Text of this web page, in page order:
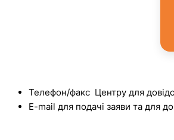
Телефон/факс Центру для
E-mail для подачі заяви та для